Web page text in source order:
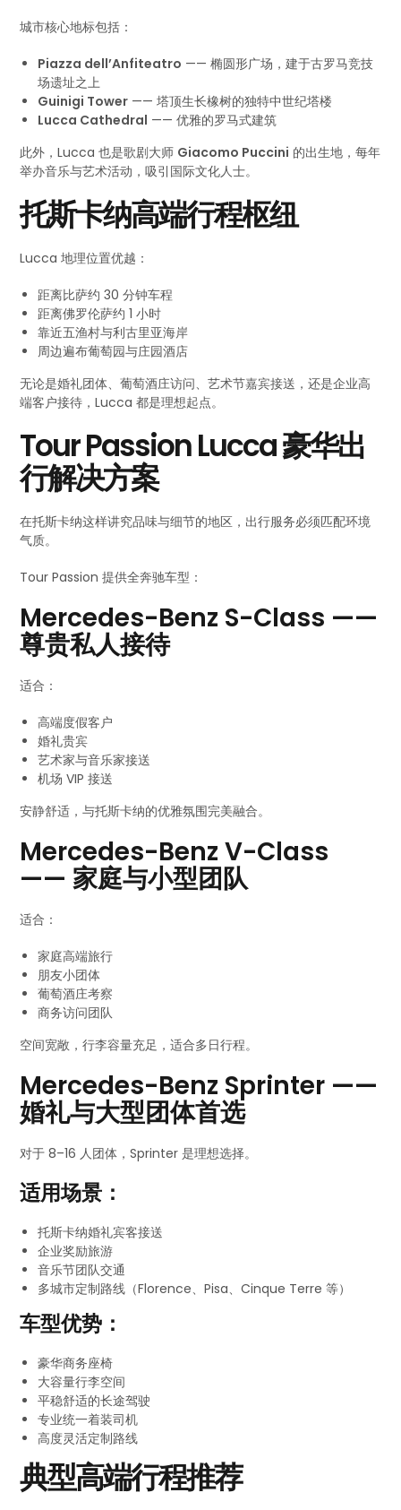
城市核心地标包括：
Piazza dell’Anfiteatro —— 椭圆形广场，建于古罗马竞技
场遗址之上
Guinigi Tower —— 塔顶生长橡树的独特中世纪塔楼
Lucca Cathedral —— 优雅的罗马式建筑
此外，Lucca 也是歌剧大师 Giacomo Puccini 的出生地，每年
举办音乐与艺术活动，吸引国际文化人士。
托斯卡纳高端行程枢纽
Lucca 地理位置优越：
距离比萨约 30 分钟车程
距离佛罗伦萨约 1 小时
靠近五渔村与利古里亚海岸
周边遍布葡萄园与庄园酒店
无论是婚礼团体、葡萄酒庄访问、艺术节嘉宾接送，还是企业高
端客户接待，Lucca 都是理想起点。
Tour Passion Lucca 豪华出
行解决方案
在托斯卡纳这样讲究品味与细节的地区，出行服务必须匹配环境
气质。
Tour Passion 提供全奔驰车型：
Mercedes-Benz S-Class ——
尊贵私人接待
适合：
高端度假客户
婚礼贵宾
艺术家与音乐家接送
机场 VIP 接送
安静舒适，与托斯卡纳的优雅氛围完美融合。
Mercedes-Benz V-Class
—— 家庭与小型团队
适合：
家庭高端旅行
朋友小团体
葡萄酒庄考察
商务访问团队
空间宽敞，行李容量充足，适合多日行程。
Mercedes-Benz Sprinter ——
婚礼与大型团体首选
对于 8–16 人团体，Sprinter 是理想选择。
适用场景：
托斯卡纳婚礼宾客接送
企业奖励旅游
音乐节团队交通
多城市定制路线（Florence、Pisa、Cinque Terre 等）
车型优势：
豪华商务座椅
大容量行李空间
平稳舒适的长途驾驶
专业统一着装司机
高度灵活定制路线
典型高端行程推荐